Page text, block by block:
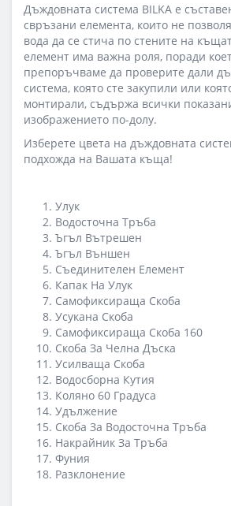
Дъждовната система BILKA е
свръзани елемента, които не
вода да се стича по стените на
елемент има важна роля, поради
препоръчваме да проверите дали
система, която сте закупили или
монтирали, съдържа всички
изображението по-долу.
Изберете цвета на дъждовната
подхожда на Вашата къща!
Улук
Водосточна Тръба
Ъгъл Вътрешен
Ъгъл Външен
Съединителен Елемент
Капак На Улук
Самофиксираща Скоба
Усукана Скоба
Самофиксираща Скоба 160
Скоба За Челна Дъска
Усилваща Скоба
Водосборна Кутия
Коляно 60 Градуса
Удължение
Скоба За Водосточна Тръба
Накрайник За Тръба
Фуния
Разклонение